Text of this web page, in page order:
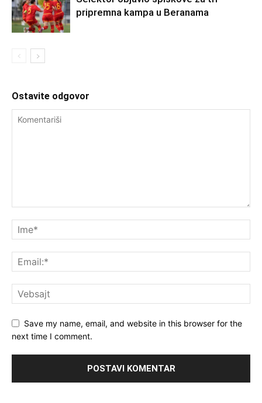
pripremna kampa u Beranama
Ostavite odgovor
Save my name, email, and website in this browser for the
next time I comment.